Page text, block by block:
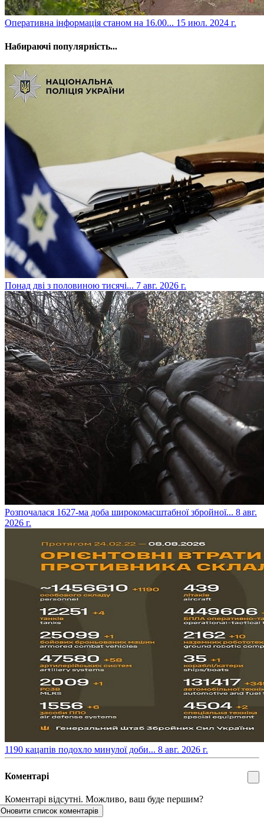
​Оперативна інформація станом на 16.00... 15 июл. 2024 г.
Набираючі популярність...
​Понад дві з половиною тисячі... 7 авг. 2026 г.
​Розпочалася 1627-ма доба широкомасштабної збройної... 8 авг.
2026 г.
​1190 кацапів подохло минулої доби... 8 авг. 2026 г.
Коментарі
Коментарі відсутні. Можливо, ваш буде першим?
Оновити список коментарів